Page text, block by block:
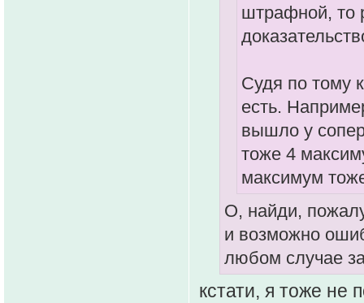
штрафной, то
Судя по тому
есть.
вышло у
тоже 4
максимум
О, найди,
и возможно
любом случае
кстати, я тоже